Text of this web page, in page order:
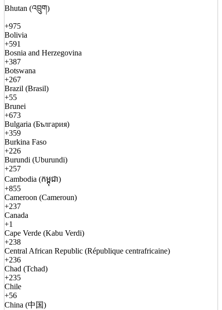
Bhutan (འབྲུག)
+975
Bolivia
+591
Bosnia and Herzegovina
+387
Botswana
+267
Brazil (Brasil)
+55
Brunei
+673
Bulgaria (България)
+359
Burkina Faso
+226
Burundi (Uburundi)
+257
Cambodia (កម្ពុជា)
+855
Cameroon (Cameroun)
+237
Canada
+1
Cape Verde (Kabu Verdi)
+238
Central African Republic (République centrafricaine)
+236
Chad (Tchad)
+235
Chile
+56
China (中国)